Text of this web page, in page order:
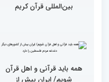
گزارش تصویری بازدید